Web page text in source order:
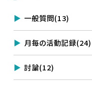
一般質問(13)
月毎の活動記録(24)
討論(12)